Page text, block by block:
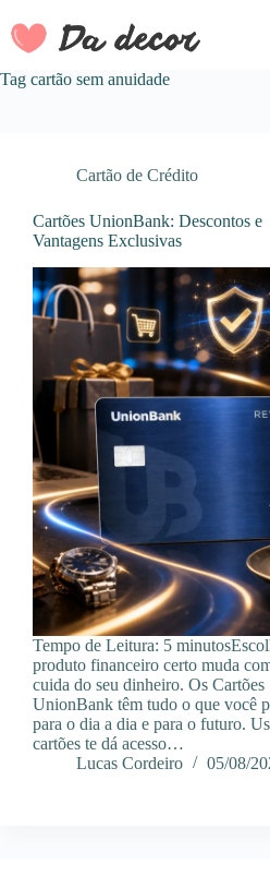
para
Tag cartão sem anuidade
Cartão de Crédito
Cartões UnionBank: Descontos e
Vantagens Exclusivas
Tempo de Leitura: 5
produto financeiro certo muda
cuida do seu dinheiro. Os Cartões
UnionBank têm tudo o que você
para o dia a dia e para o futuro.
cartões te dá acesso…
Lucas Cordeiro
05/08/